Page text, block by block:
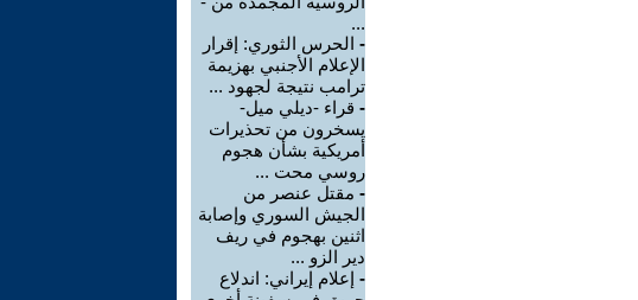
...
- الحرس الثوري: إقرار
الإعلام الأجنبي بهزيمة
ترامب نتيجة لجهود ...
- قراء -ديلي ميل-
يسخرون من تحذيرات
أمريكية بشأن هجوم
روسي محت ...
- مقتل عنصر من
الجيش السوري وإصابة
اثنين بهجوم في ريف
دير الزو ...
- إعلام إيراني: اندلاع